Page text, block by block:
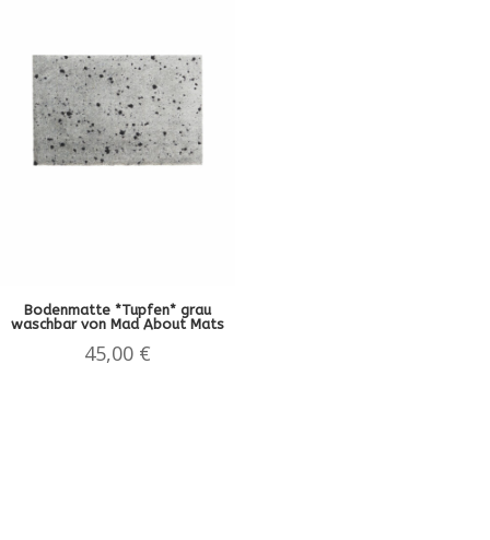
Bodenmatte *Tupfen* grau
waschbar von Mad About Mats
45,00 €